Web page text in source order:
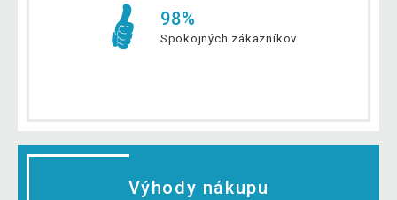
98%
Spokojných zákazníkov
Výhody nákupu